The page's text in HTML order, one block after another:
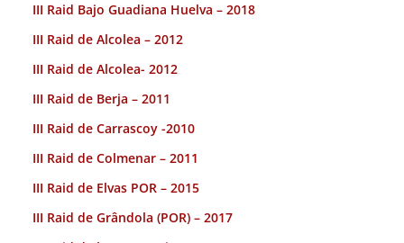
III Raid Bajo Guadiana Huelva – 2018
III Raid de Alcolea – 2012
III Raid de Alcolea- 2012
III Raid de Berja – 2011
III Raid de Carrascoy -2010
III Raid de Colmenar – 2011
III Raid de Elvas POR – 2015
III Raid de Grândola (POR) – 2017